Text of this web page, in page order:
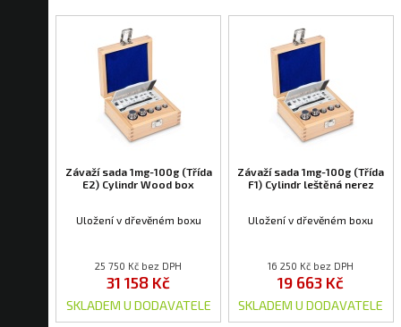
Závaží sada 1mg-100g (Třída
E2) Cylindr Wood box
Uložení v dřevěném boxu
25 750 Kč bez DPH
31 158 Kč
SKLADEM U DODAVATELE
Závaží sada 1mg-100g (Třída
F1) Cylindr leštěná nerez
Uložení v dřevěném boxu
16 250 Kč bez DPH
19 663 Kč
SKLADEM U DODAVATELE